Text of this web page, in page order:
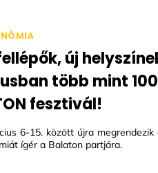
új
több mint
fesztivál!
6-15. között újra
ígér a Balaton partjára.